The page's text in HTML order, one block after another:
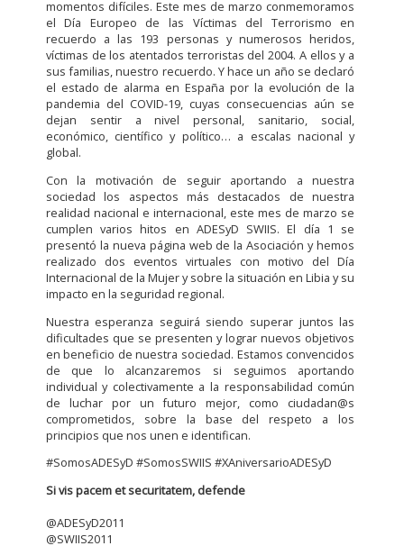
momentos difíciles. Este mes de marzo conmemoramos
el Día Europeo de las Víctimas del Terrorismo en
recuerdo a las 193 personas y numerosos heridos,
víctimas de los atentados terroristas del 2004. A ellos y a
sus familias, nuestro recuerdo. Y hace un año se declaró
el estado de alarma en España por la evolución de la
pandemia del COVID-19, cuyas consecuencias aún se
dejan sentir a nivel personal, sanitario, social,
económico, científico y político… a escalas nacional y
global.
Con la motivación de seguir aportando a nuestra
sociedad los aspectos más destacados de nuestra
realidad nacional e internacional, este mes de marzo se
cumplen varios hitos en ADESyD SWIIS. El día 1 se
presentó la nueva página web de la Asociación y hemos
realizado dos eventos virtuales con motivo del Día
Internacional de la Mujer y sobre la situación en Libia y su
impacto en la seguridad regional.
Nuestra esperanza seguirá siendo superar juntos las
dificultades que se presenten y lograr nuevos objetivos
en beneficio de nuestra sociedad. Estamos convencidos
de que lo alcanzaremos si seguimos aportando
individual y colectivamente a la responsabilidad común
de luchar por un futuro mejor, como ciudadan@s
comprometidos, sobre la base del respeto a los
principios que nos unen e identifican.
#SomosADESyD #SomosSWIIS #XAniversarioADESyD
Si vis pacem et securitatem, defende
@ADESyD2011
@SWIIS2011